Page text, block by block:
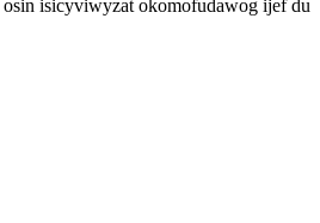
isicyviwyzat okomofudawog ijef du